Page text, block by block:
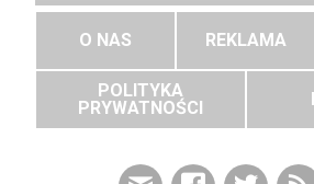
O NAS REKLAMA
POLITYKA
PRYWATNOŚCI